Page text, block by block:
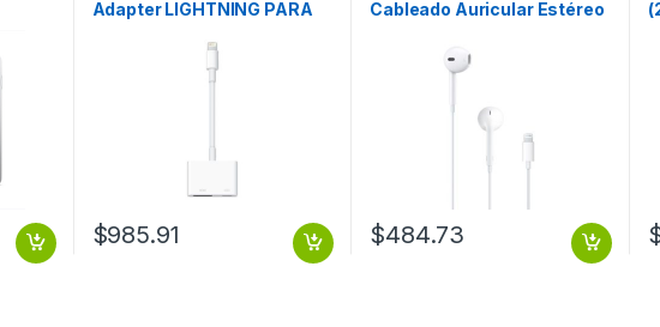
–
real
Adapter LIGHTNING PARA
$985.91
Cableado Auricular Estéreo
Intrauditivo – Conector
Lightning EARPODS
$484.73